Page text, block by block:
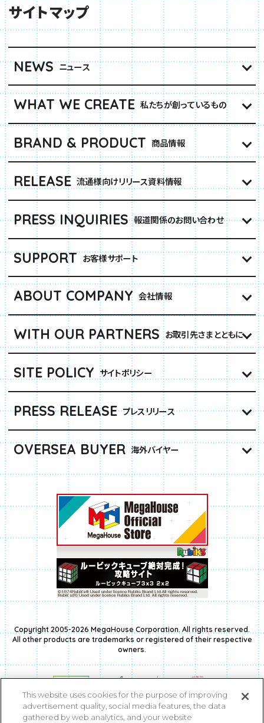
サイトマップ
NEWS ニュース
WHAT WE CREATE 私たちが創っているもの
BRAND & PRODUCT 商品情報
RELEASE 流通様向けリリース資料情報
PRESS INQUIRIES 報道関係のお問い合わせ
SUPPORT お客様サポート
ABOUT COMPANY 会社情報
WITH OUR PARTNERS お取引先さまとともに
SITE POLICY サイトポリシー
PRESS RELEASE プレスリリース
OVERSEA BUYER 海外バイヤー
Copyright 2005-2026 MegaHouse Corporation. All rights reserved.
All other products are trademarks or registered of their respective
owners.
This website uses cookies for the purpose of improving
advertisement quality, social media features, the data
gathered by web analytics, and your website